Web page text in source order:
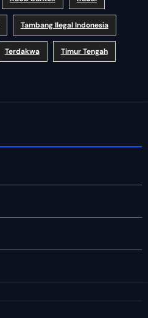
Tambang Ilegal Indonesia
Terdakwa Timur Tengah